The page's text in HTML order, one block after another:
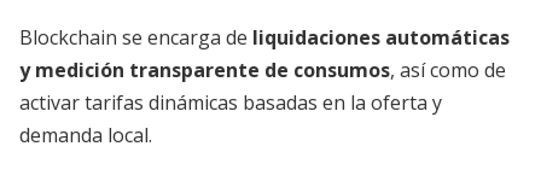
Blockchain se encarga de liquidaciones automáticas
y medición transparente de consumos, así como de
activar tarifas dinámicas basadas en la oferta y
demanda local.